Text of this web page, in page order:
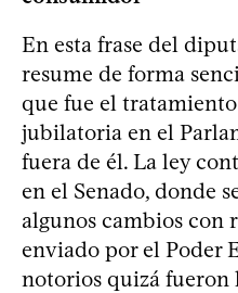
En esta frase del
resume de forma
que fue el
jubilatoria en el
fuera de él. La ley
en el Senado, donde
algunos cambios con
enviado por el Poder
notorios quizá fueron